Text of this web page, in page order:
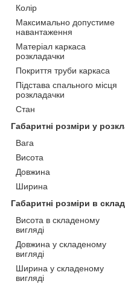
Колір
Максимально допустиме
навантаження
Матеріал каркаса
розкладачки
Покриття труби каркаса
Підстава спального місця
розкладачки
Стан
Габаритні розміри у
Вага
Висота
Довжина
Ширина
Габаритні розміри в
Висота в складеному
вигляді
Довжина у складеному
вигляді
Ширина у складеному
вигляді